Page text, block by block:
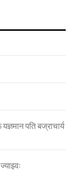
पति बज्राचार्य